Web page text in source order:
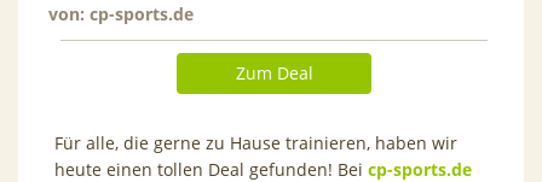
von: cp-sports.de
Zum Deal
Für alle, die gerne zu Hause trainieren, haben wir
heute einen tollen Deal gefunden! Bei cp-sports.de